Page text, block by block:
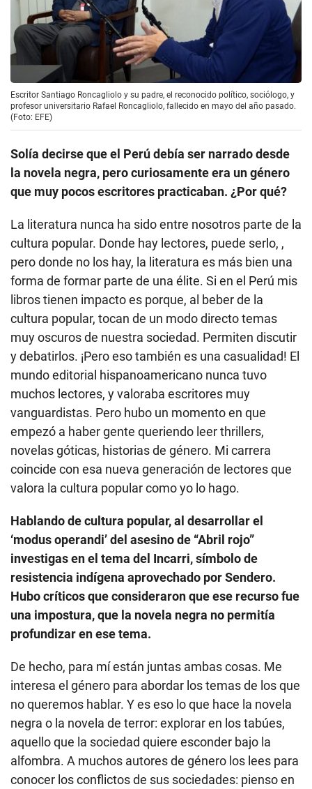
Escritor Santiago Roncagliolo y su padre, el reconocido político, sociólogo, y
profesor universitario Rafael Roncagliolo, fallecido en mayo del año pasado.
(Foto: EFE)
Solía decirse que el Perú debía ser narrado desde
la novela negra, pero curiosamente era un género
que muy pocos escritores practicaban. ¿Por qué?
La literatura nunca ha sido entre nosotros parte de la
cultura popular. Donde hay lectores, puede serlo, ,
pero donde no los hay, la literatura es más bien una
forma de formar parte de una élite. Si en el Perú mis
libros tienen impacto es porque, al beber de la
cultura popular, tocan de un modo directo temas
muy oscuros de nuestra sociedad. Permiten discutir
y debatirlos. ¡Pero eso también es una casualidad! El
mundo editorial hispanoamericano nunca tuvo
muchos lectores, y valoraba escritores muy
vanguardistas. Pero hubo un momento en que
empezó a haber gente queriendo leer thrillers,
novelas góticas, historias de género. Mi carrera
coincide con esa nueva generación de lectores que
valora la cultura popular como yo lo hago.
Hablando de cultura popular, al desarrollar el
‘modus operandi’ del asesino de “Abril rojo”
investigas en el tema del Incarri, símbolo de
resistencia indígena aprovechado por Sendero.
Hubo críticos que consideraron que ese recurso fue
una impostura, que la novela negra no permitía
profundizar en ese tema.
De hecho, para mí están juntas ambas cosas. Me
interesa el género para abordar los temas de los que
no queremos hablar. Y es eso lo que hace la novela
negra o la novela de terror: explorar en los tabúes,
aquello que la sociedad quiere esconder bajo la
alfombra. A muchos autores de género los lees para
conocer los conflictos de sus sociedades: pienso en